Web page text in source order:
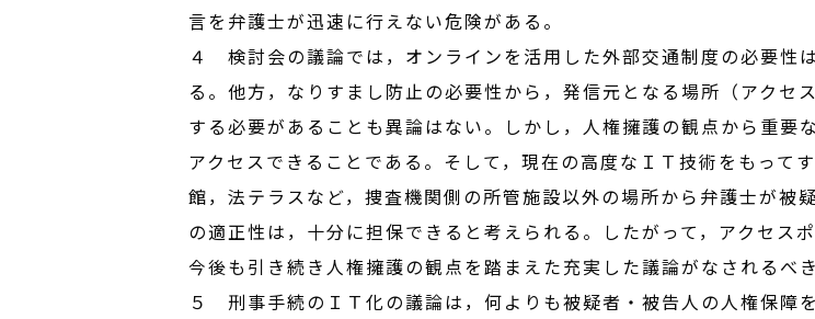
言を弁護士が迅速に行えない危険がある。
４ 検討会の議論では，オンラインを活用した外部交通制度の必要性
る。他方，なりすまし防止の必要性から，発信元となる場所（アクセ
する必要があることも異論はない。しかし，人権擁護の観点から重要
アクセスできることである。そして，現在の高度なＩＴ技術をもって
館，法テラスなど，捜査機関側の所管施設以外の場所から弁護士が被
の適正性は，十分に担保できると考えられる。したがって，アクセス
今後も引き続き人権擁護の観点を踏まえた充実した議論がなされるべき
５ 刑事手続のＩＴ化の議論は，何よりも被疑者・被告人の人権保障